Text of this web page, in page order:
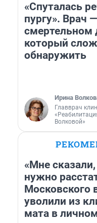
«Спуталась
пургу». Врач
смертельном
который
обнаружить
Ирина
Главврач
Волковой»
«Мне
нужно
Московского
уволили из
мата в